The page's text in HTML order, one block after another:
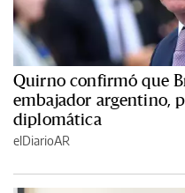
Quirno confirmó que
embajador argentino,
diplomática
elDiarioAR